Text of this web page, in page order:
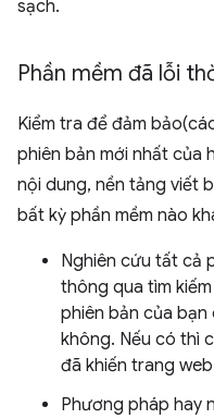
sạch.
Phần mềm đã lỗi
Kiểm tra để đảm
phiên bản mới nhất của
nội dung, nền tảng viết
bất kỳ phần mềm nào
Nghiên cứu tất cả
thông qua tìm
phiên bản của
không. Nếu có thì
đã khiến trang
Phương pháp hay